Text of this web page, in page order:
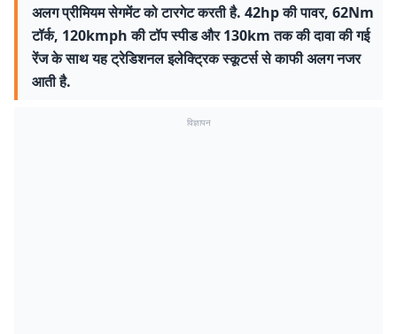
अलग प्रीमियम सेगमेंट को टारगेट करती है. 42hp की पावर, 62Nm
टॉर्क, 120kmph की टॉप स्पीड और 130km तक की दावा की गई
रेंज के साथ यह ट्रेडिशनल इलेक्ट्रिक स्कूटर्स से काफी अलग नजर
आती है.
विज्ञापन